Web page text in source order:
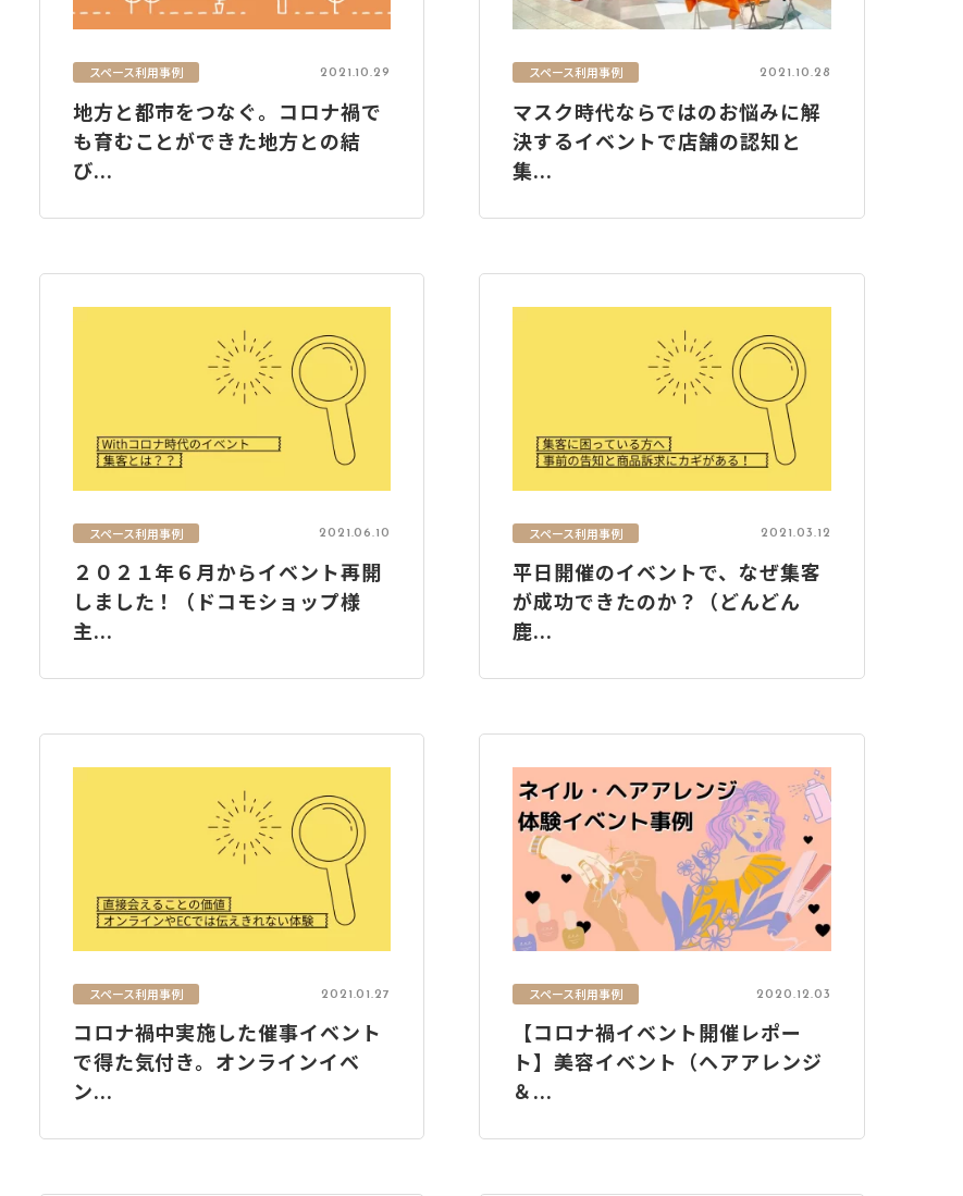
スペース利用事例 2021.10.29
地方と都市をつなぐ。コロナ禍で
も育むことができた地方との結
び...
スペース利用事例 2021.10.28
マスク時代ならではのお悩みに解
決するイベントで店舗の認知と
集...
スペース利用事例 2021.06.10
２０２１年６月からイベント再開
しました！（ドコモショップ様
主...
スペース利用事例 2021.03.12
平日開催のイベントで、なぜ集客
が成功できたのか？（どんどん
鹿...
スペース利用事例 2021.01.27
コロナ禍中実施した催事イベント
で得た気付き。オンラインイベ
ン...
スペース利用事例 2020.12.03
【コロナ禍イベント開催レポー
ト】美容イベント（ヘアアレンジ
＆...